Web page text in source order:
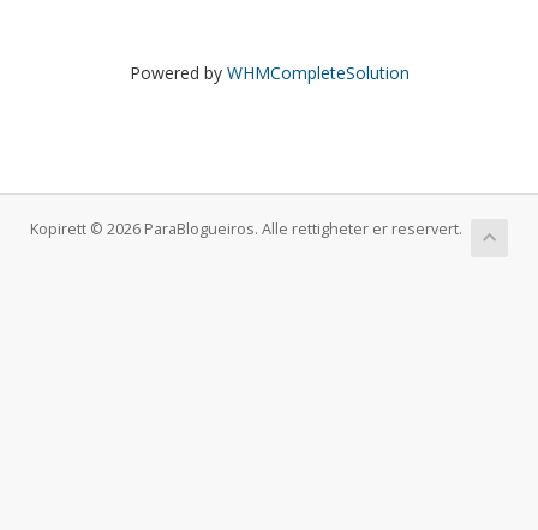
Powered by WHMCompleteSolution
Kopirett © 2026 ParaBlogueiros. Alle rettigheter er reservert.